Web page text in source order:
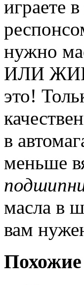
играете
нужно
ИЛИ
это!
в
меньше
масла в
вам